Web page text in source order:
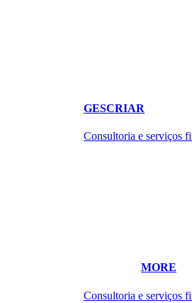
GESCRIAR
Consultoria e serviços
MORE
Consultoria e serviços